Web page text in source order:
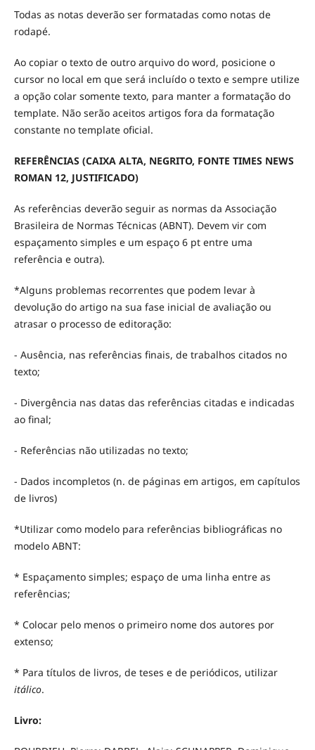
Todas as notas deverão ser formatadas como notas de
rodapé.
Ao copiar o texto de outro arquivo do word, posicione o
cursor no local em que será incluído o texto e sempre utilize
a opção colar somente texto, para manter a formatação do
template. Não serão aceitos artigos fora da formatação
constante no template oficial.
REFERÊNCIAS (CAIXA ALTA, NEGRITO, FONTE TIMES NEWS
ROMAN 12, JUSTIFICADO)
As referências deverão seguir as normas da Associação
Brasileira de Normas Técnicas (ABNT). Devem vir com
espaçamento simples e um espaço 6 pt entre uma
referência e outra).
*Alguns problemas recorrentes que podem levar à
devolução do artigo na sua fase inicial de avaliação ou
atrasar o processo de editoração:
- Ausência, nas referências finais, de trabalhos citados no
texto;
- Divergência nas datas das referências citadas e indicadas
ao final;
- Referências não utilizadas no texto;
- Dados incompletos (n. de páginas em artigos, em capítulos
de livros)
*Utilizar como modelo para referências bibliográficas no
modelo ABNT:
* Espaçamento simples; espaço de uma linha entre as
referências;
* Colocar pelo menos o primeiro nome dos autores por
extenso;
* Para títulos de livros, de teses e de periódicos, utilizar
itálico.
Livro: